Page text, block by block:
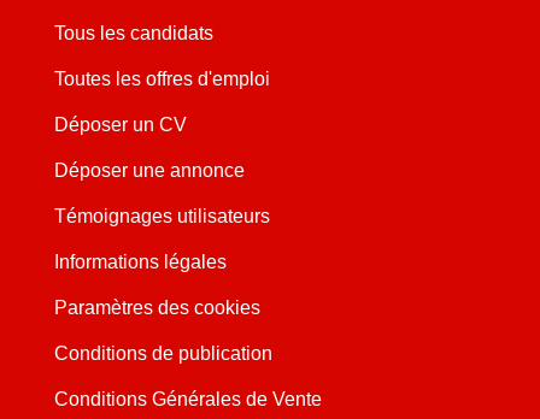
Tous les candidats
Toutes les offres d'emploi
Déposer un CV
Déposer une annonce
Témoignages utilisateurs
Informations légales
Paramètres des cookies
Conditions de publication
Conditions Générales de Vente